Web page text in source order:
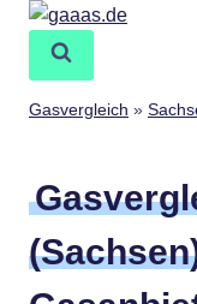
Zum
springen
Gasvergleich »